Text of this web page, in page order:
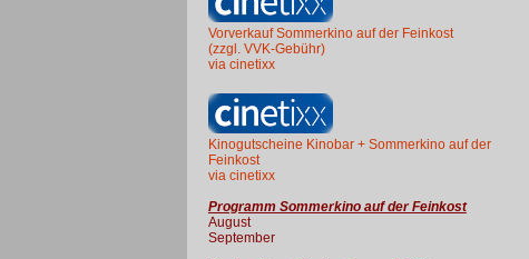
Vorverkauf Sommerkino auf der Feinkost
(zzgl. VVK-Gebühr)
via cinetixx
Kinogutscheine Kinobar + Sommerkino auf der
Feinkost
via cinetixx
Programm Sommerkino auf der Feinkost
August
September